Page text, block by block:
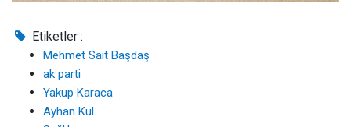
Etiketler :
Mehmet Sait Başdaş
ak parti
Yakup Karaca
Ayhan Kul